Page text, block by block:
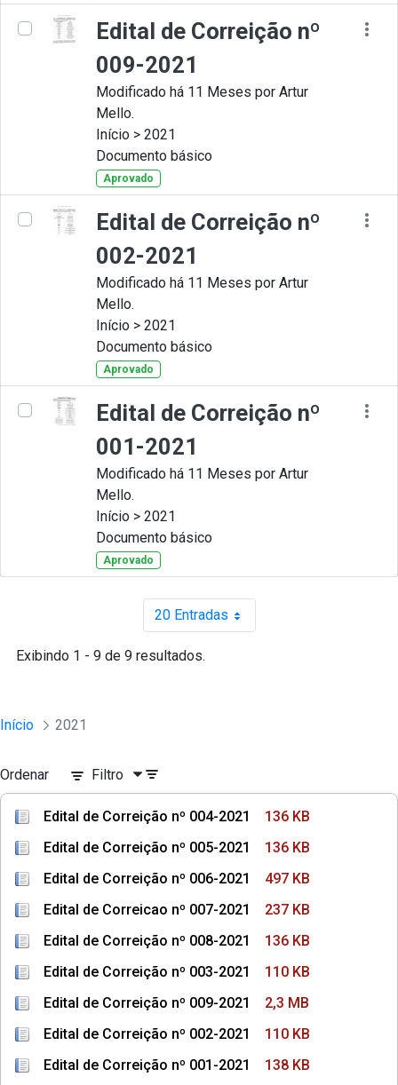
Edital de Correição nº
009-2021
Modificado há 11 Meses por Artur
Mello.
Início > 2021
Documento básico
Aprovado
Edital de Correição nº
002-2021
Modificado há 11 Meses por Artur
Mello.
Início > 2021
Documento básico
Aprovado
Edital de Correição nº
001-2021
Modificado há 11 Meses por Artur
Mello.
Início > 2021
Documento básico
Aprovado
20 EntradasPor página
Exibindo 1 - 9 de 9 resultados.
Início 2021
Ordenar Filtro
Edital de Correição nº 004-2021
136 KB
Edital de Correição nº 005-2021
136 KB
Edital de Correição nº 006-2021
497 KB
Edital de Correicao nº 007-2021
237 KB
Edital de Correição nº 008-2021
136 KB
Edital de Correição nº 003-2021
110 KB
Edital de Correição nº 009-2021
2,3 MB
Edital de Correição nº 002-2021
110 KB
Edital de Correição nº 001-2021
138 KB